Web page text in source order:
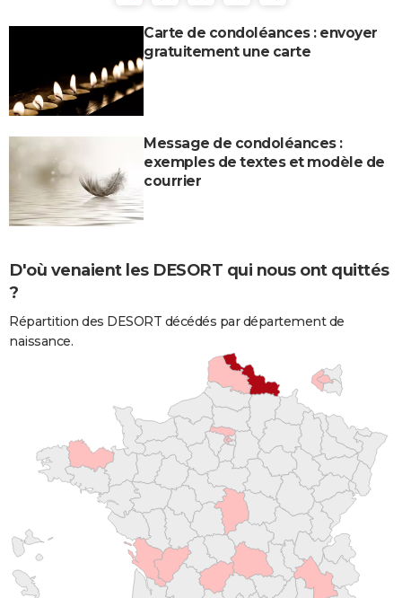
Carte de condoléances : envoyer
gratuitement une carte
Message de condoléances :
exemples de textes et modèle de
courrier
D'où venaient les DESORT qui nous ont quittés
?
Répartition des DESORT décédés par département de
naissance.